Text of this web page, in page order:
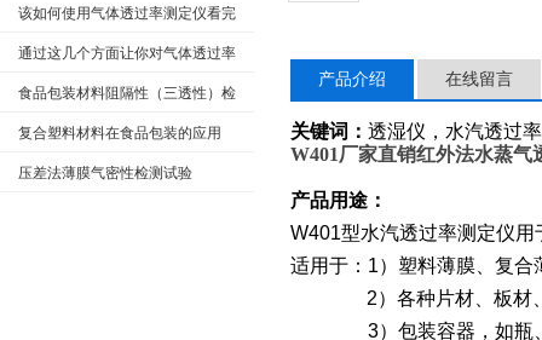
中的应用
该如何使用气体透过率测定仪看完
本篇你就知道了
通过这几个方面让你对气体透过率
测定仪有更深的了解
食品包装材料阻隔性（三透性）检
测标准
复合塑料材料在食品包装的应用
压差法薄膜气密性检测试验
产品介绍 在线留言
关键词： 透湿仪，水汽透过
W401厂家直销红外法水蒸气
产品用途：
W401型水汽透过率测定仪
适用于：1）塑料薄膜、复合
2）各种片材、板材
3）包装容器，如瓶